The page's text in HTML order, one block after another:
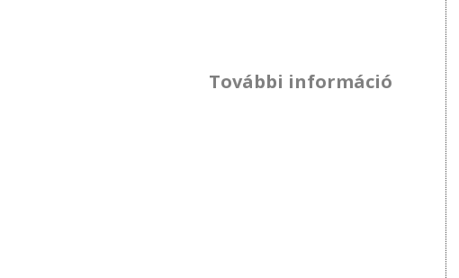
További információ